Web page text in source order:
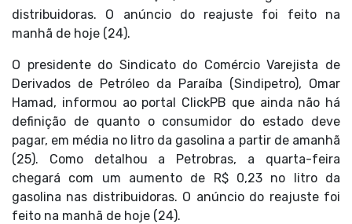
distribuidoras. O anúncio do reajuste foi feito na
manhã de hoje (24).
O presidente do Sindicato do Comércio Varejista de
Derivados de Petróleo da Paraíba (Sindipetro), Omar
Hamad, informou ao portal ClickPB que ainda não há
definição de quanto o consumidor do estado deve
pagar, em média no litro da gasolina a partir de amanhã
(25). Como detalhou a Petrobras, a quarta-feira
chegará com um aumento de R$ 0,23 no litro da
gasolina nas distribuidoras. O anúncio do reajuste foi
feito na manhã de hoje (24).